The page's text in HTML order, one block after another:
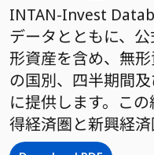
INTAN-Invest
データとともに、
形資産を含め、無
の国別、四半期間
に提供します。こ
得経済圏と新興経済